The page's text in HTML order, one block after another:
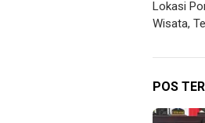
pos
Lokasi
Wisata,
POS